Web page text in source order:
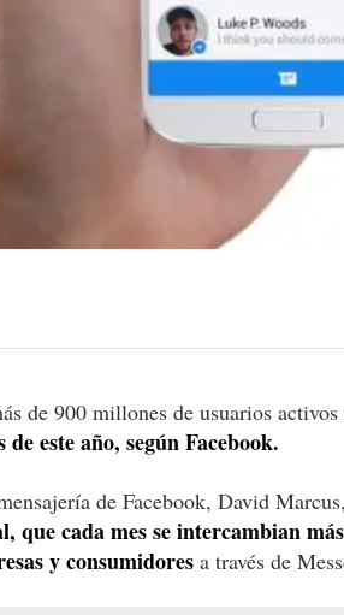
de 900 millones de usuarios activos
este año, según Facebook.
de Facebook, David Marcus,
que cada mes se intercambian
y consumidores a través de